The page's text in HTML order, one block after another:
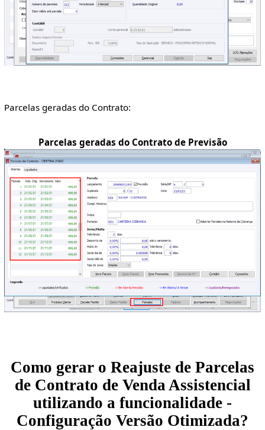
Parcelas geradas do Contrato:
Parcelas geradas do Contrato de Previsão
Como gerar o Reajuste de Parcelas
de Contrato de Venda Assistencial
utilizando a funcionalidade -
Configuração Versão Otimizada?